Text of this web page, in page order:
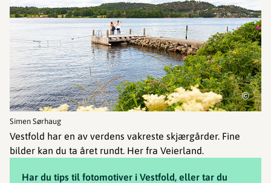
©
Simen Sørhaug
Vestfold har en av verdens vakreste skjærgårder. Fine
bilder kan du ta året rundt. Her fra Veierland.
Har du tips til fotomotiver i Vestfold, eller tar du